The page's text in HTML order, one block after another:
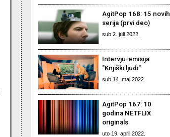
AgitPop 168: 15 novih
serija (prvi deo)
sub 2. juli 2022.
Intervju-emisija
"Knjiški ljudi"
sub 14. maj 2022.
AgitPop 167: 10
godina NETFLIX
originals
uto 19. april 2022.